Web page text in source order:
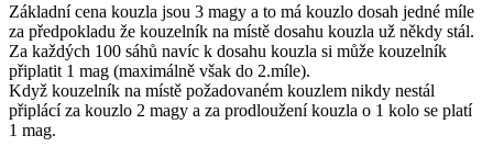
Základní cena kouzla jsou 3 magy a to má kouzlo dosah jedné míle
za předpokladu že kouzelník na místě dosahu kouzla už někdy stál.
Za každých 100 sáhů navíc k dosahu kouzla si může kouzelník
připlatit 1 mag (maximálně však do 2.míle).
Když kouzelník na místě požadovaném kouzlem nikdy nestál
připlácí za kouzlo 2 magy a za prodloužení kouzla o 1 kolo se platí
1 mag.